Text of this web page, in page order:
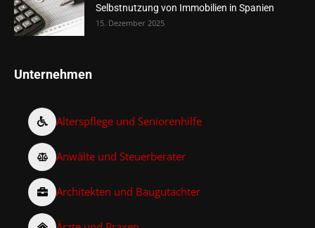
Selbstnutzung von Immobilien in Spanien
15. Dezember 2025
Unternehmen
Alterspflege und Seniorenhilfe
Anwälte und Steuerberater
Architekten und Baugutachter